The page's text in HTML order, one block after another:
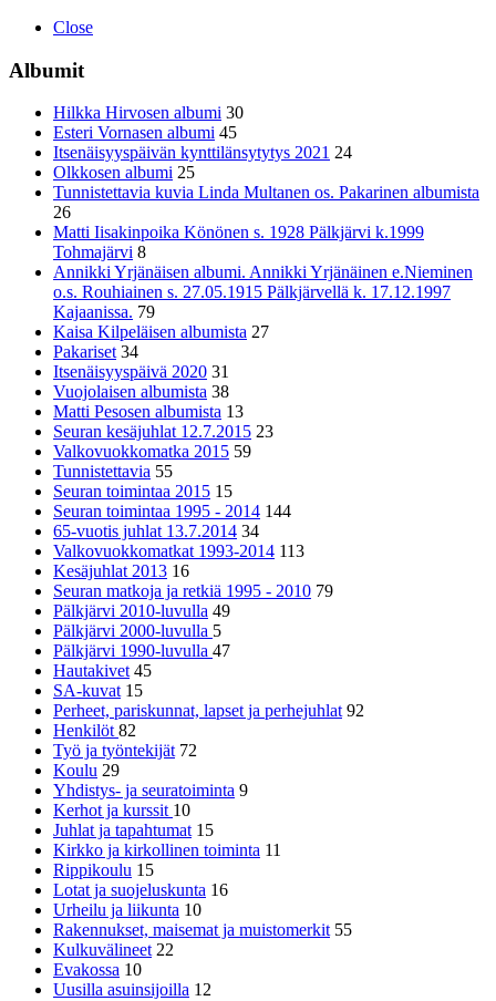
Close
Albumit
Hilkka Hirvosen albumi 30
Esteri Vornasen albumi 45
Itsenäisyyspäivän kynttilänsytytys 2021 24
Olkkosen albumi 25
Tunnistettavia kuvia Linda Multanen os. Pakarinen albumista
26
Matti Iisakinpoika Könönen s. 1928 Pälkjärvi k.1999
Tohmajärvi 8
Annikki Yrjänäisen albumi. Annikki Yrjänäinen e.Nieminen
o.s. Rouhiainen s. 27.05.1915 Pälkjärvellä k. 17.12.1997
Kajaanissa. 79
Kaisa Kilpeläisen albumista 27
Pakariset 34
Itsenäisyyspäivä 2020 31
Vuojolaisen albumista 38
Matti Pesosen albumista 13
Seuran kesäjuhlat 12.7.2015 23
Valkovuokkomatka 2015 59
Tunnistettavia 55
Seuran toimintaa 2015 15
Seuran toimintaa 1995 - 2014 144
65-vuotis juhlat 13.7.2014 34
Valkovuokkomatkat 1993-2014 113
Kesäjuhlat 2013 16
Seuran matkoja ja retkiä 1995 - 2010 79
Pälkjärvi 2010-luvulla 49
Pälkjärvi 2000-luvulla 5
Pälkjärvi 1990-luvulla 47
Hautakivet 45
SA-kuvat 15
Perheet, pariskunnat, lapset ja perhejuhlat 92
Henkilöt82
Työ ja työntekijät 72
Koulu 29
Yhdistys- ja seuratoiminta 9
Kerhot ja kurssit 10
Juhlat ja tapahtumat 15
Kirkko ja kirkollinen toiminta 11
Rippikoulu 15
Lotat ja suojeluskunta 16
Urheilu ja liikunta 10
Rakennukset, maisemat ja muistomerkit 55
Kulkuvälineet 22
Evakossa 10
Uusilla asuinsijoilla 12